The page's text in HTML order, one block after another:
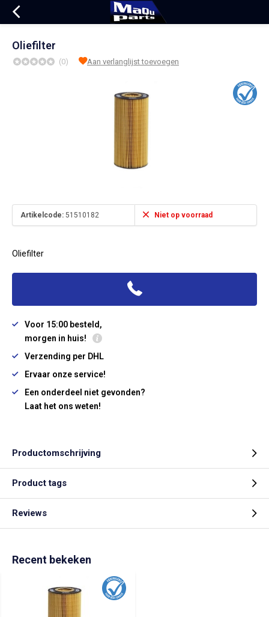
Oliefilter
(0) Aan verlanglijst toevoegen
Artikelcode: 51510182 Niet op voorraad
Oliefilter
Voor 15:00 besteld,
morgen in huis!
Verzending per DHL
Ervaar onze service!
Een onderdeel niet gevonden?
Laat het ons weten!
Productomschrijving
Product tags
Reviews
Recent bekeken